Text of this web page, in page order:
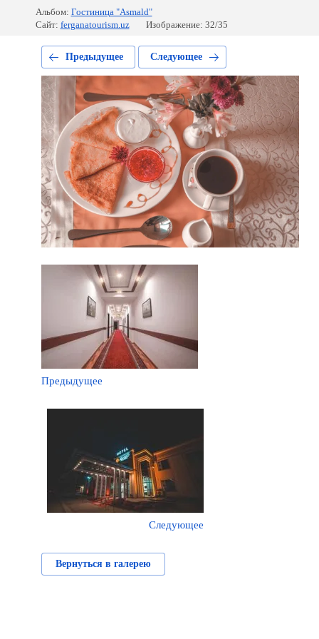
Альбом: Гостиница "Asmald"
Сайт: ferganatourism.uz Изображение: 32/35
Предыдущее Следующее
Предыдущее
Следующее
Вернуться в галерею